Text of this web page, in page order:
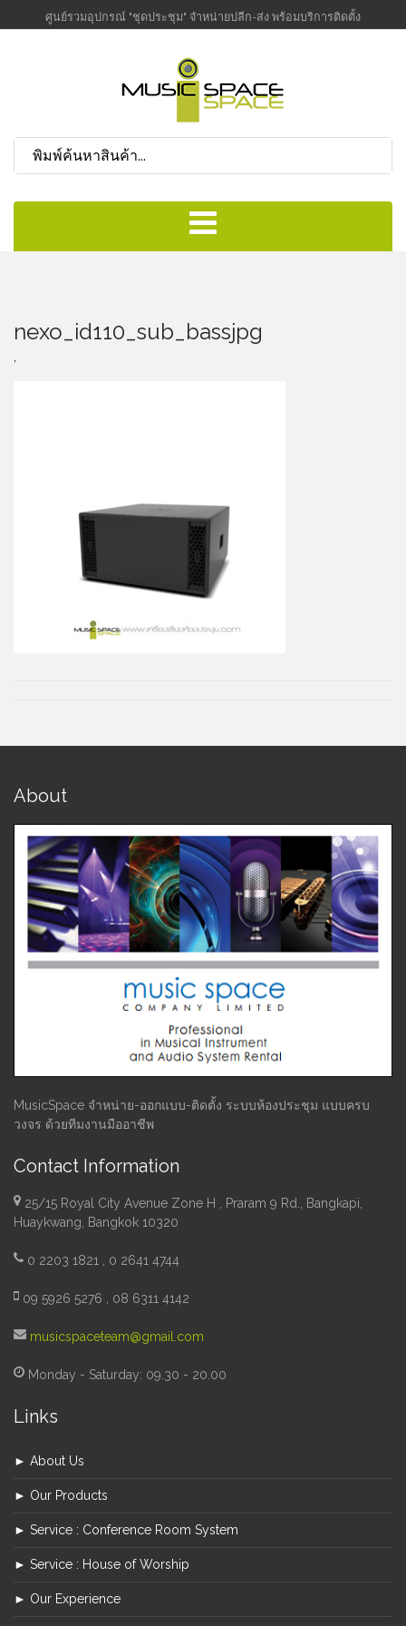
ศูนย์รวมอุปกรณ์ "ชุดประชุม" จำหน่ายปลีก-ส่ง พร้อมบริการติดตั้ง
nexo_id110_sub_bassjpg
About
MusicSpace จำหน่าย-ออกแบบ-ติดตั้ง ระบบห้องประชุม แบบครบ
วงจร ด้วยทีมงานมืออาชีพ
Contact Information
25/15 Royal City Avenue Zone H , Praram 9 Rd., Bangkapi,
Huaykwang, Bangkok 10320
0 2203 1821 , 0 2641 4744
09 5926 5276 , 08 6311 4142
musicspaceteam@gmail.com
Monday - Saturday: 09.30 - 20.00
Links
► About Us
► Our Products
► Service : Conference Room System
► Service : House of Worship
► Our Experience